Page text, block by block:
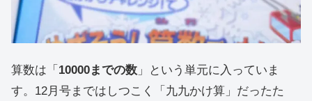
算数は「 10000までの数 」という単元に入っていま
す。12月号まではしつこく「九九かけ算」だったた